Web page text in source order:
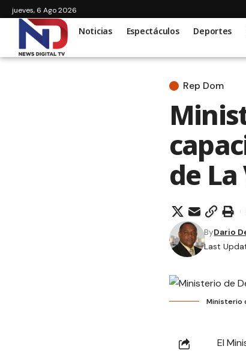
jueves, 6 Ago 2026
Noticias Espectáculos Deportes
Rep Dom
de
Last
ByDario
Ministerio
El